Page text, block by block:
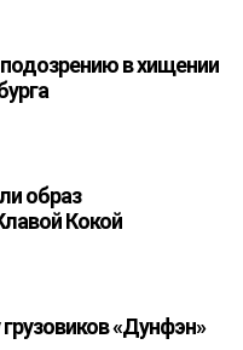
в хищении
образ
Кокой
«Дунфэн»